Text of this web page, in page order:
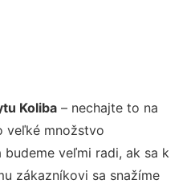
Koliba – nechajte to na
veľké množstvo
veľmi radi, ak sa k
zákazníkovi sa snažíme